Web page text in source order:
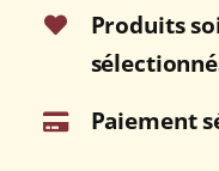
Bouteille
Produits
Paiement